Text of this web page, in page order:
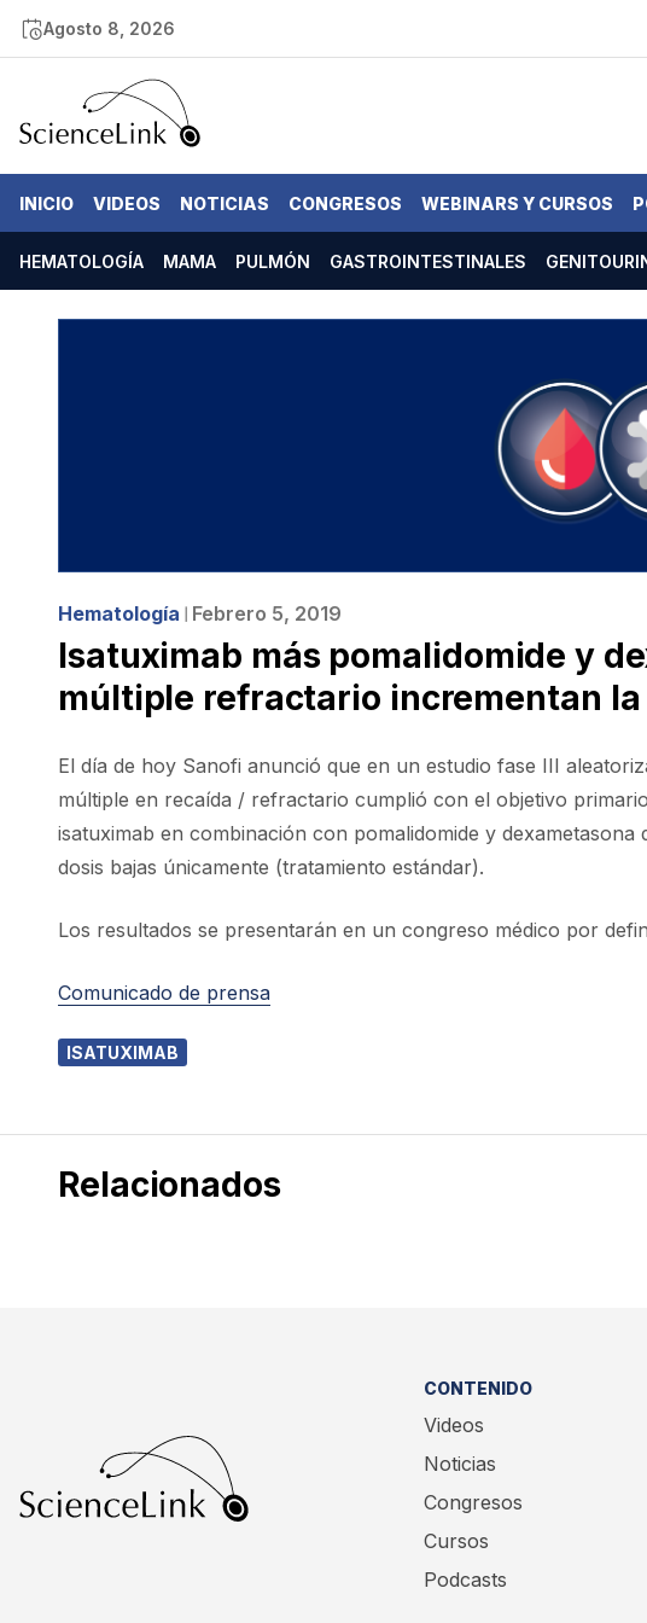
Agosto 8, 2026
INICIO VIDEOS NOTICIAS CONGRESOS WEBINARS Y CURSOS
HEMATOLOGÍA MAMA PULMÓN GASTROINTESTINALES
Hematología ❘ Febrero 5, 2019
Isatuximab más pomalidomide y
múltiple refractario incrementan la
El día de hoy Sanofi anunció que en un estudio fase III
múltiple en recaída / refractario cumplió con el objetivo
isatuximab en combinación con pomalidomide y
dosis bajas únicamente (tratamiento estándar).
Los resultados se presentarán en un congreso médico por
Comunicado de prensa
ISATUXIMAB
Relacionados
CONTENIDO
Videos
Noticias
Congresos
Cursos
Podcasts